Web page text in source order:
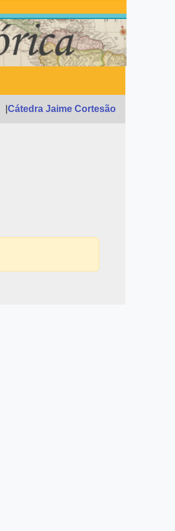
Cátedra Jaime Cortesão